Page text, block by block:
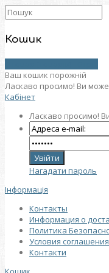
Кошик
Ваш кошик порожній
Ласкаво просимо! Ви
Кабінет
Ласкаво просимо!
Нагадати пароль
Інформація
Контакты
Информация о
Политика
Условия соглашения
Контакти